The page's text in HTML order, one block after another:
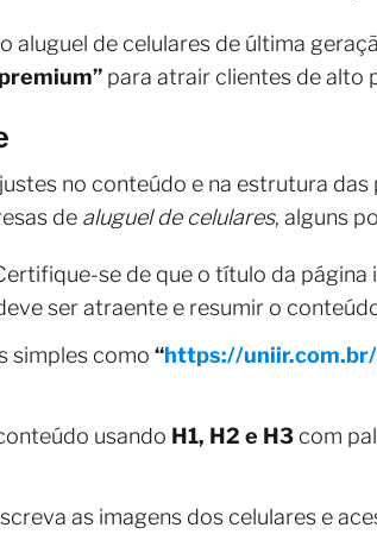
aluguel de celulares de última
para atrair clientes de alto
no conteúdo e na estrutura
de aluguel de celulares, alguns
se de que o título da
ser atraente e resumir o
simples como “https://
usando H1, H2 e H3 com
as imagens dos celulares e